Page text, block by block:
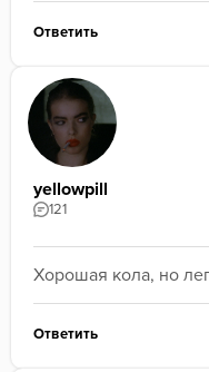
Ответить
yellowpill
121
Хорошая кола, но
Ответить